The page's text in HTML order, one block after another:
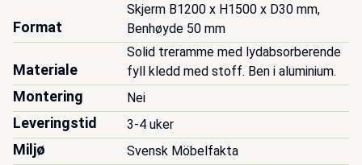
Format
Skjerm B1200 x H1500 x D30 mm,
Benhøyde 50 mm
Materiale
Solid treramme med lydabsorberende
fyll kledd med stoff. Ben i aluminium.
Montering Nei
Leveringstid 3-4 uker
Miljø Svensk Möbelfakta